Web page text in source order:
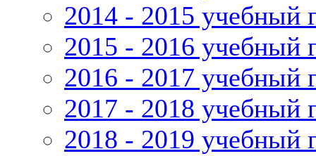
2014 - 2015 учебный
2015 - 2016 учебный
2016 - 2017 учебный
2017 - 2018 учебный
2018 - 2019 учебный